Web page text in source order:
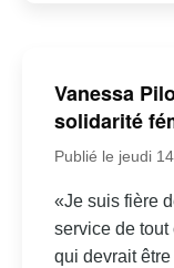
Vanessa
solidarité
Publié le jeudi
«Je suis fière
service de
qui devrait